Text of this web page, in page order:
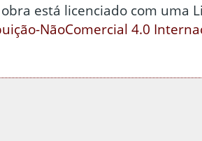
obra está licenciado com uma
NãoComercial 4.0